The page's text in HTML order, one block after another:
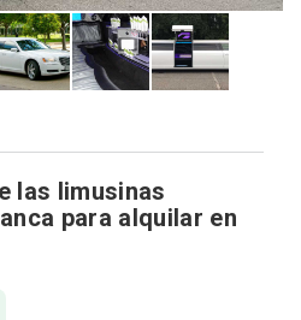
las limusinas
para alquilar en